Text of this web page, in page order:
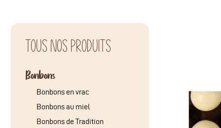
Tous nos produits
Bonbons
Bonbons en vrac
Bonbons au miel
Bonbons de Tradition